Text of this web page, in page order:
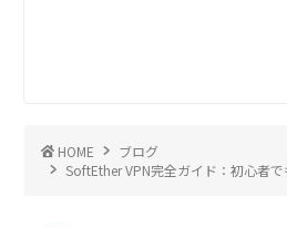
HOME
ブログ
SoftEther VPN完全ガイド：初心者